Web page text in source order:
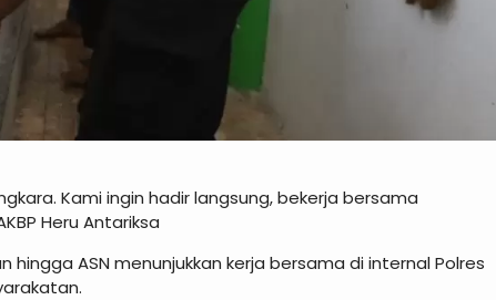
Kami ingin hadir langsung, bekerja bersama
Heru Antariksa
ASN menunjukkan kerja bersama di internal Polres